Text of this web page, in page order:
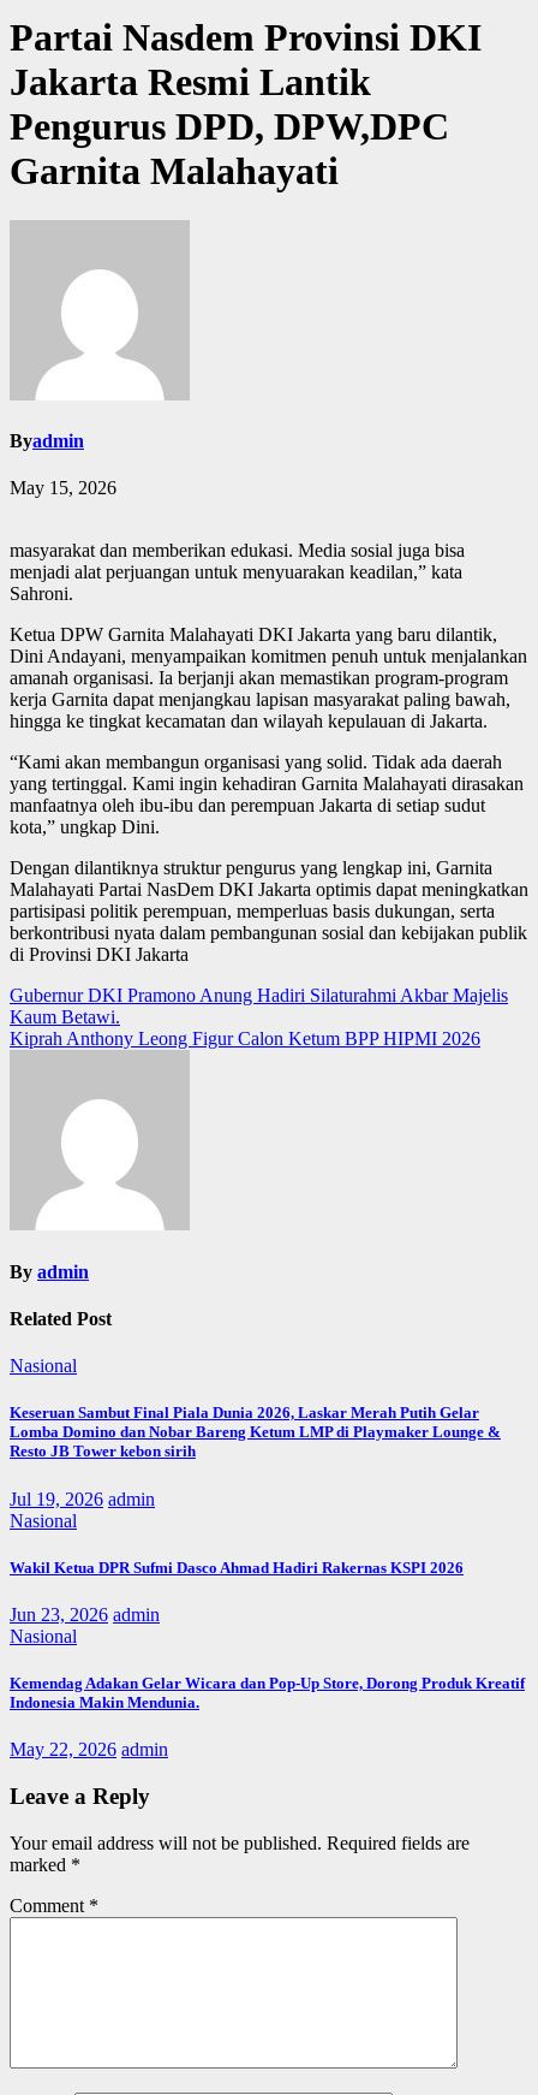
Partai Nasdem Provinsi DKI
Jakarta Resmi Lantik
Pengurus DPD, DPW,DPC
Garnita Malahayati
Byadmin
May 15, 2026
masyarakat dan memberikan edukasi. Media sosial juga bisa
menjadi alat perjuangan untuk menyuarakan keadilan,” kata
Sahroni.
Ketua DPW Garnita Malahayati DKI Jakarta yang baru dilantik,
Dini Andayani, menyampaikan komitmen penuh untuk menjalankan
amanah organisasi. Ia berjanji akan memastikan program-program
kerja Garnita dapat menjangkau lapisan masyarakat paling bawah,
hingga ke tingkat kecamatan dan wilayah kepulauan di Jakarta.
“Kami akan membangun organisasi yang solid. Tidak ada daerah
yang tertinggal. Kami ingin kehadiran Garnita Malahayati dirasakan
manfaatnya oleh ibu-ibu dan perempuan Jakarta di setiap sudut
kota,” ungkap Dini.
Dengan dilantiknya struktur pengurus yang lengkap ini, Garnita
Malahayati Partai NasDem DKI Jakarta optimis dapat meningkatkan
partisipasi politik perempuan, memperluas basis dukungan, serta
berkontribusi nyata dalam pembangunan sosial dan kebijakan publik
di Provinsi DKI Jakarta
Post
navigation
Gubernur DKI Pramono Anung Hadiri Silaturahmi Akbar Majelis
Kaum Betawi.
Kiprah Anthony Leong Figur Calon Ketum BPP HIPMI 2026
By admin
Related Post
Nasional
Keseruan Sambut Final Piala Dunia 2026, Laskar Merah Putih Gelar
Lomba Domino dan Nobar Bareng Ketum LMP di Playmaker Lounge &
Resto JB Tower kebon sirih
Jul 19, 2026 admin
Nasional
Wakil Ketua DPR Sufmi Dasco Ahmad Hadiri Rakernas KSPI 2026
Jun 23, 2026 admin
Nasional
Kemendag Adakan Gelar Wicara dan Pop-Up Store, Dorong Produk Kreatif
Indonesia Makin Mendunia.
May 22, 2026 admin
Leave a Reply
Your email address will not be published. Required fields are
marked *
Comment *